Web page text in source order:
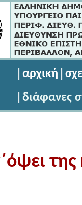
| αρχική |
| διάφανες